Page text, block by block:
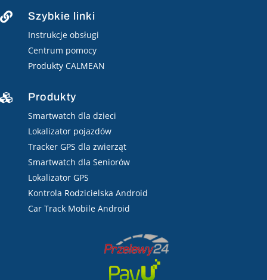
 Szybkie linki
Instrukcje obsługi
Centrum pomocy
Produkty CALMEAN
 Produkty
Smartwatch dla dzieci
Lokalizator pojazdów
Tracker GPS dla zwierząt
Smartwatch dla Seniorów
Lokalizator GPS
Kontrola Rodzicielska Android
Car Track Mobile Android